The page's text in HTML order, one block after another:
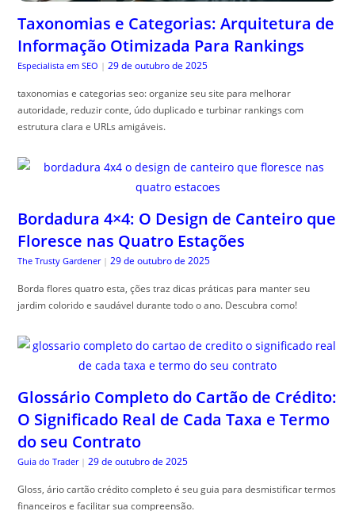
Taxonomias e Categorias: Arquitetura de
Informação Otimizada Para Rankings
Especialista em SEO | 29 de outubro de 2025
taxonomias e categorias seo: organize seu site para melhorar
autoridade, reduzir conte, údo duplicado e turbinar rankings com
estrutura clara e URLs amigáveis.
Bordadura 4×4: O Design de Canteiro que
Floresce nas Quatro Estações
The Trusty Gardener | 29 de outubro de 2025
Borda flores quatro esta, ções traz dicas práticas para manter seu
jardim colorido e saudável durante todo o ano. Descubra como!
Glossário Completo do Cartão de Crédito:
O Significado Real de Cada Taxa e Termo
do seu Contrato
Guia do Trader | 29 de outubro de 2025
Gloss, ário cartão crédito completo é seu guia para desmistificar termos
financeiros e facilitar sua compreensão.